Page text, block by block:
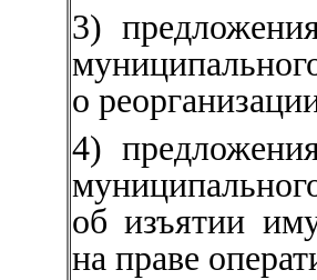
3)
о
4)
об изъятии
на праве